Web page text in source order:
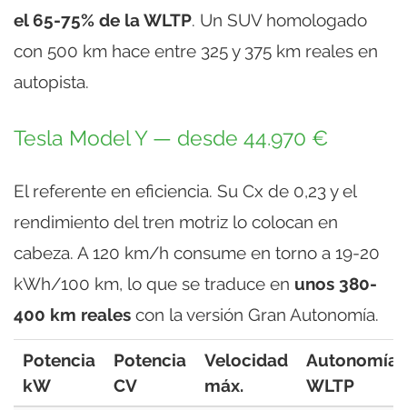
el 65-75% de la WLTP. Un SUV homologado
con 500 km hace entre 325 y 375 km reales en
autopista.
Tesla Model Y — desde 44.970 €
El referente en eficiencia. Su Cx de 0,23 y el
rendimiento del tren motriz lo colocan en
cabeza. A 120 km/h consume en torno a 19-20
kWh/100 km, lo que se traduce en unos 380-
400 km reales con la versión Gran Autonomía.
Potencia
kW
Potencia
CV
Velocidad
máx.
Autonomía
WLTP